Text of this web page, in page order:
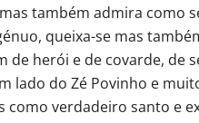
também admira como
queixa-se mas
de herói e de covarde, de
lado do Zé Povinho e
como verdadeiro santo e